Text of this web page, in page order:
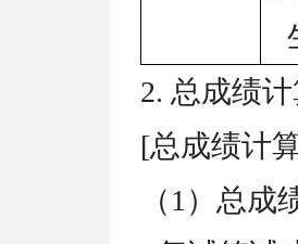
2. 总成绩
[总成绩计
（1）总成